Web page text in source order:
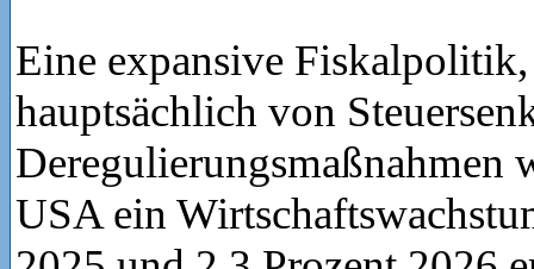
Eine expansive
hauptsächlich von
Deregulierungsmaßnahmen
USA ein